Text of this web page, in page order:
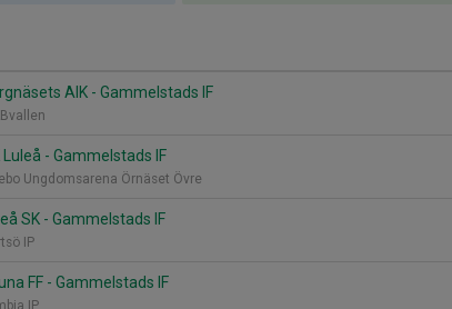
AIK - Gammelstads IF
Luleå - Gammelstads IF
Ungdomsarena Örnäset Övre
SK - Gammelstads IF
IP
FF - Gammelstads IF
IP